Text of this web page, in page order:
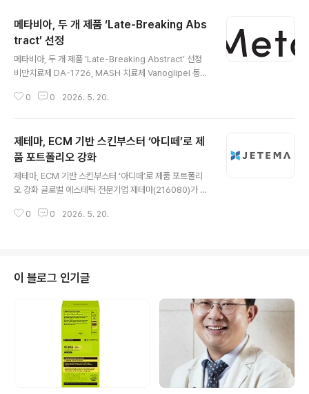
메타비아, 두 개 제품 ‘Late-Breaking Abs
tract’ 선정
메타비아, 두 개 제품 ‘Late-Breaking Abstract’ 선정
비만치료제 DA-1726, MASH 치료제 Vanoglipel 동아
LP-1, 글루카곤(Glucagon) 이중 작용 비만치료제 ‘DA-1
n Diabetes Association, ADA) 과학세션(Scientific
Sessions)에서 ‘최신 연구 초록(Late-Breaking Abstr
act, LBA)’으로 채택돼 3건의 포스터 발표를 진행한다고
19일 밝혔다. 미국당뇨병학회는 당뇨병을 비롯한 비만, M
0 0 2026. 5. 20.
제테마, ECM 기반 스킨부스터 ‘아디떼’로 제
품 포트폴리오 강화
제테마, ECM 기반 스킨부스터 ‘아디떼’로 제품 포트폴리
오 강화 글로벌 에스테틱 전문기업 제테마(216080)가 E
세워 재생의학 중심 포트폴리오 확대에 나선다고 18일 밝
제품으로, 피부 구조를 구성하는 ECM 핵심 성분을 직접
보충하는 방식이 특징이다. 기존 스킨부스터 제품이 피부
자극을 통한 콜라겐 생성 유도 방식에 집중해온 것과 달리
아디떼는 피부 구조 복원과 재생에 초점을 맞췄다. 제품에
는 콜라겐, 엘라스틴, 히알루론산 등 피부 구조 유지에 필요
한 주요 성분이 포함됐..
0 0 2026. 5. 20.
이 블로그 인기글